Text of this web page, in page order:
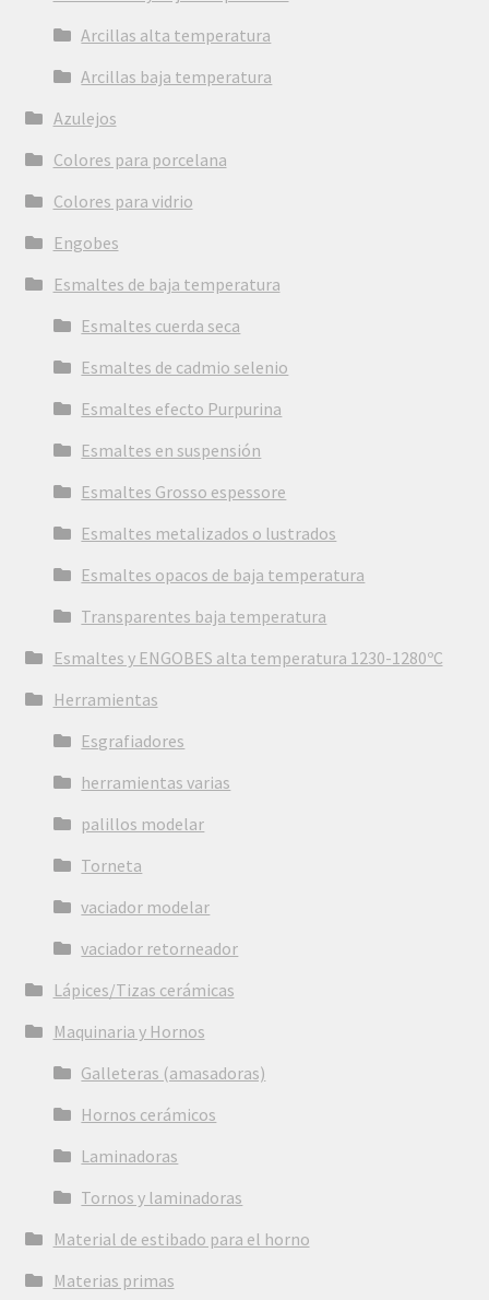
Arcillas alta temperatura
Arcillas baja temperatura
Azulejos
Colores para porcelana
Colores para vidrio
Engobes
Esmaltes de baja temperatura
Esmaltes cuerda seca
Esmaltes de cadmio selenio
Esmaltes efecto Purpurina
Esmaltes en suspensión
Esmaltes Grosso espessore
Esmaltes metalizados o lustrados
Esmaltes opacos de baja temperatura
Transparentes baja temperatura
Esmaltes y ENGOBES alta temperatura 1230-1280ºC
Herramientas
Esgrafiadores
herramientas varias
palillos modelar
Torneta
vaciador modelar
vaciador retorneador
Lápices/Tizas cerámicas
Maquinaria y Hornos
Galleteras (amasadoras)
Hornos cerámicos
Laminadoras
Tornos y laminadoras
Material de estibado para el horno
Materias primas